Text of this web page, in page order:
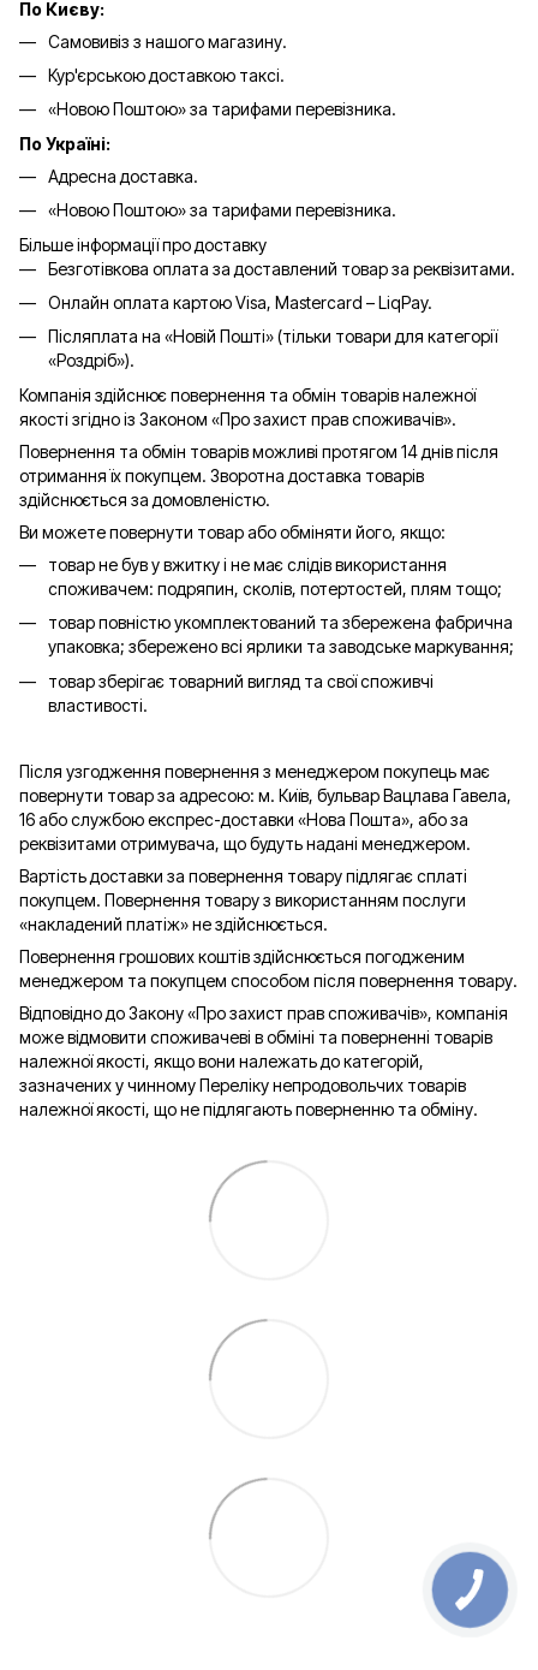
По Києву:
Самовивіз з нашого магазину.
Кур'єрською доставкою таксі.
«Новою Поштою» за тарифами перевізника.
По Україні:
Адресна доставка.
«Новою Поштою» за тарифами перевізника.
Більше інформації про доставку
Безготівкова оплата за доставлений товар за реквізитами.
Онлайн оплата картою Visa, Mastercard – LiqPay.
Післяплата на «Новій Пошті» (тільки товари для категорії
«Роздріб»).
Компанія здійснює повернення та обмін товарів належної
якості згідно із Законом «Про захист прав споживачів».
Повернення та обмін товарів можливі протягом 14 днів після
отримання їх покупцем. Зворотна доставка товарів
здійснюється за домовленістю.
Ви можете повернути товар або обміняти його, якщо:
товар не був у вжитку і не має слідів використання
споживачем: подряпин, сколів, потертостей, плям тощо;
товар повністю укомплектований та збережена фабрична
упаковка; збережено всі ярлики та заводське маркування;
товар зберігає товарний вигляд та свої споживчі
властивості.
Після узгодження повернення з менеджером покупець має
повернути товар за адресою: м. Київ, бульвар Вацлава Гавела,
16 або службою експрес-доставки «Нова Пошта», або за
реквізитами отримувача, що будуть надані менеджером.
Вартість доставки за повернення товару підлягає сплаті
покупцем. Повернення товару з використанням послуги
«накладений платіж» не здійснюється.
Повернення грошових коштів здійснюється погодженим
менеджером та покупцем способом після повернення товару.
Відповідно до Закону «Про захист прав споживачів», компанія
може відмовити споживачеві в обміні та поверненні товарів
належної якості, якщо вони належать до категорій,
зазначених у чинному Переліку непродовольчих товарів
належної якості, що не підлягають поверненню та обміну.